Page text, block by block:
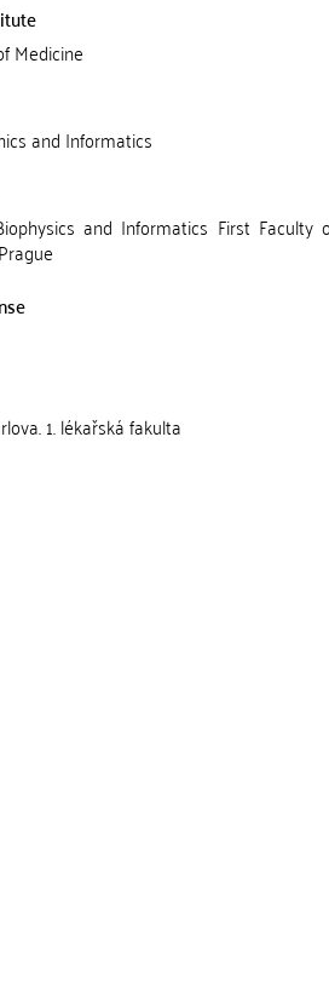
Medicine
and Informatics
and Informatics First Faculty
1. lékařská fakulta